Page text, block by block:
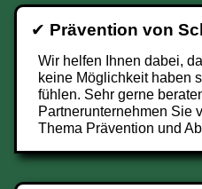
✔ Prävention von
Wir helfen Ihnen dabei,
keine Möglichkeit haben
fühlen. Sehr gerne
Partnerunternehmen Sie
Thema Prävention und